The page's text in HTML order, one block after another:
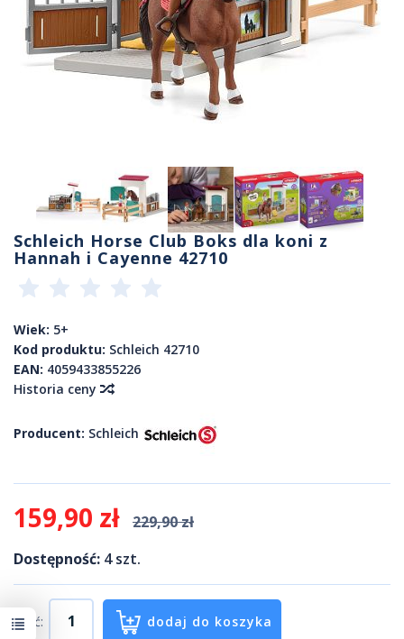
Schleich Horse Club Boks dla koni z
Hannah i Cayenne 42710
Wiek: 5+
Kod produktu: Schleich 42710
EAN: 4059433855226
Historia ceny
Producent: Schleich
159,90 zł
229,90 zł
Dostępność: 4szt.
Ilość: dodaj do koszyka